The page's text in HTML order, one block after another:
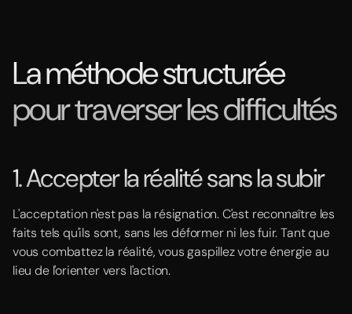
La méthode structurée
pour traverser les difficultés
1. Accepter la réalité sans la subir
L'acceptation n'est pas la résignation. C'est reconnaître les
faits tels qu'ils sont, sans les déformer ni les fuir. Tant que
vous combattez la réalité, vous gaspillez votre énergie au
lieu de l'orienter vers l'action.